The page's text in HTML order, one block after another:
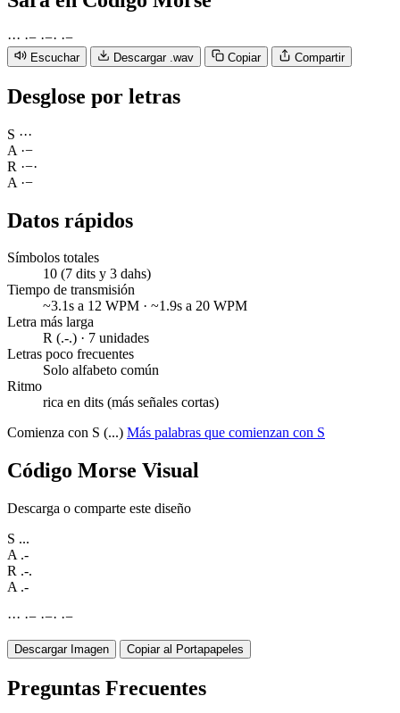
··· ·− ·−· ·−
Escuchar Descargar .wav Copiar Compartir
Desglose por letras
S ···
A ·−
R ·−·
A ·−
Datos rápidos
Símbolos totales
10 (7 dits y 3 dahs)
Tiempo de transmisión
~3.1s a 12 WPM · ~1.9s a 20 WPM
Letra más larga
R (.-.) · 7 unidades
Letras poco frecuentes
Solo alfabeto común
Ritmo
rica en dits (más señales cortas)
Comienza con S (...) Más palabras que comienzan con S
Código Morse Visual
Descarga o comparte este diseño
S ...
A .-
R .-.
A .-
··· ·− ·−· ·−
Descargar Imagen Copiar al Portapapeles
Preguntas Frecuentes